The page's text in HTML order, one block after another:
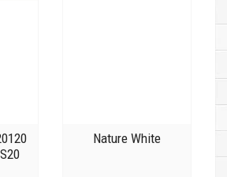
Nature White